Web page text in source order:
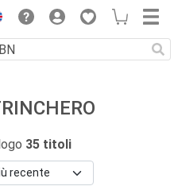
35 titoli